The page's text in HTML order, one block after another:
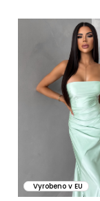
ů
Vyrobeno v EU